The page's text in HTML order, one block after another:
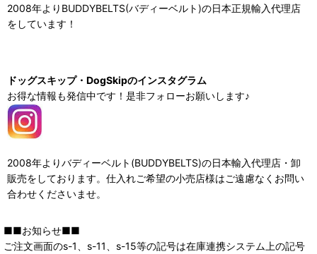
2008年よりBUDDYBELTS(バディーベルト)の日本正規輸入代理店
をしています！
ドッグスキップ・DogSkipのインスタグラム
お得な情報も発信中です！是非フォローお願いします♪
2008年よりバディーベルト(BUDDYBELTS)の日本輸入代理店・卸
販売をしております。仕入れご希望の小売店様はご遠慮なくお問い
合わせくださいませ。
■■お知らせ■■
ご注文画面のs-1、s-11、s-15等の記号は在庫連携システム上の記号